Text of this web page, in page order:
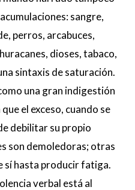
sangre,
perros, arcabuces,
dioses, tabaco,
sintaxis de saturación.
una gran indigestión
el exceso, cuando se
debilitar su propio
son demoledoras; otras
sí hasta producir fatiga.
verbal está al